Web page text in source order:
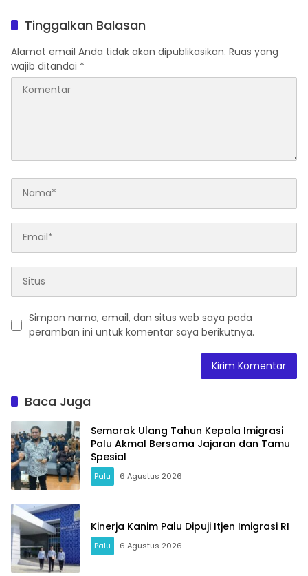
Tinggalkan Balasan
Alamat email Anda tidak akan dipublikasikan. Ruas yang
wajib ditandai *
Simpan nama, email, dan situs web saya pada
peramban ini untuk komentar saya berikutnya.
Baca Juga
Semarak Ulang Tahun Kepala Imigrasi
Palu Akmal Bersama Jajaran dan Tamu
Spesial
Palu 6 Agustus 2026
Kinerja Kanim Palu Dipuji Itjen Imigrasi RI
Palu 6 Agustus 2026